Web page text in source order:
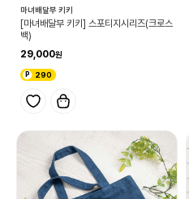
마녀배달부 키키
[마녀배달부 키키] 스포티지시리즈(크로스
백)
29,000
290